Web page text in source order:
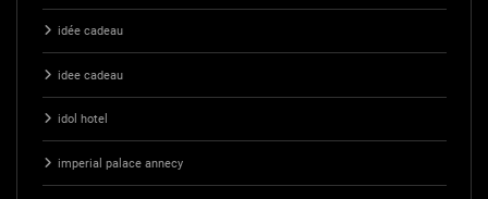
idée cadeau
idee cadeau
idol hotel
imperial palace annecy